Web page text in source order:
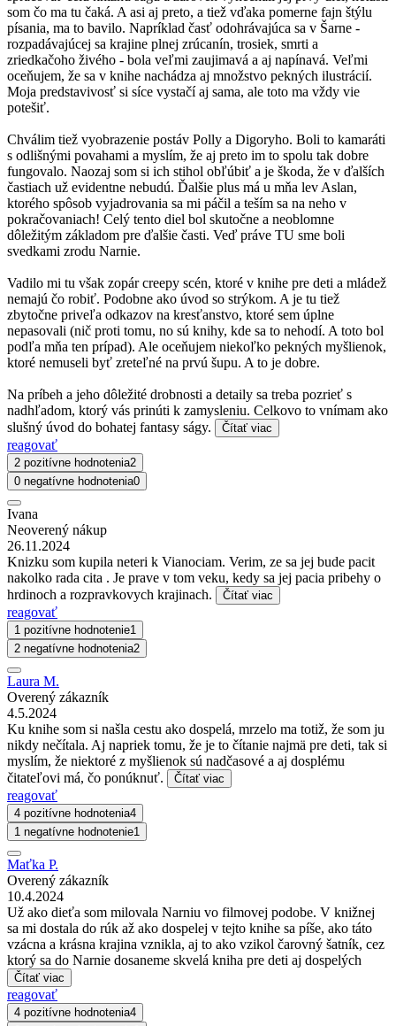
som čo ma tu čaká. A asi aj preto, a tiež vďaka pomerne fajn štýlu
písania, ma to bavilo. Napríklad časť odohrávajúca sa v Šarne -
rozpadávajúcej sa krajine plnej zrúcanín, trosiek, smrti a
zriedkačoho živého - bola veľmi zaujimavá a aj napínavá. Veľmi
oceňujem, že sa v knihe nachádza aj množstvo pekných ilustrácií.
Moja predstavivosť si síce vystačí aj sama, ale toto ma vždy vie
potešiť.
Chválim tiež vyobrazenie postáv Polly a Digoryho. Boli to kamaráti
s odlišnými povahami a myslím, že aj preto im to spolu tak dobre
fungovalo. Naozaj som si ich stihol obľúbiť a je škoda, že v ďalších
častiach už evidentne nebudú. Ďalšie plus má u mňa lev Aslan,
ktorého spôsob vyjadrovania sa mi páčil a teším sa na neho v
pokračovaniach! Celý tento diel bol skutočne a neoblomne
dôležitým základom pre ďalšie časti. Veď práve TU sme boli
svedkami zrodu Narnie.
Vadilo mi tu však zopár creepy scén, ktoré v knihe pre deti a mládež
nemajú čo robiť. Podobne ako úvod so strýkom. A je tu tiež
zbytočne priveľa odkazov na kresťanstvo, ktoré sem úplne
nepasovali (nič proti tomu, no sú knihy, kde sa to nehodí. A toto bol
podľa mňa ten prípad). Ale oceňujem niekoľko pekných myšlienok,
ktoré nemuseli byť zreteľné na prvú šupu. A to je dobre.
Na príbeh a jeho dôležité drobnosti a detaily sa treba pozrieť s
nadhľadom, ktorý vás prinúti k zamysleniu. Celkovo to vnímam ako
slušný úvod do bohatej fantasy ságy.
Čítať viac
reagovať
2 pozitívne hodnotenia2
0 negatívne hodnotenia0
Ivana
Neoverený nákup
26.11.2024
Knizku som kupila neteri k Vianociam. Verim, ze sa jej bude pacit
nakolko rada cita . Je prave v tom veku, kedy sa jej pacia pribehy o
hrdinoch a rozpravkovych krajinach.
Čítať viac
reagovať
1 pozitívne hodnotenie1
2 negatívne hodnotenia2
Laura M.
Overený zákazník
4.5.2024
Ku knihe som si našla cestu ako dospelá, mrzelo ma totiž, že som ju
nikdy nečítala. Aj napriek tomu, že je to čítanie najmä pre deti, tak si
myslím, že niektoré z myšlienok sú nadčasové a aj dosplému
čitateľovi má, čo ponúknuť.
Čítať viac
reagovať
4 pozitívne hodnotenia4
1 negatívne hodnotenie1
Maťka P.
Overený zákazník
10.4.2024
Už ako dieťa som milovala Narniu vo filmovej podobe. V knižnej
sa mi dostala do rúk až ako dospelej v tejto knihe sa píše, ako táto
vzácna a krásna krajina vznikla, aj to ako vzikol čarovný šatník, cez
ktorý sa do Narnie dosaneme skvelá kniha pre deti aj dospelých
Čítať viac
reagovať
4 pozitívne hodnotenia4